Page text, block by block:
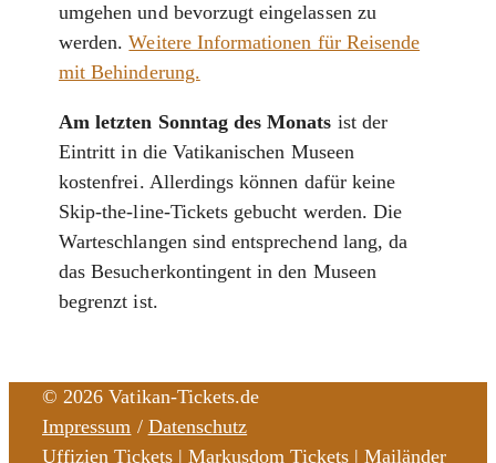
umgehen und bevorzugt eingelassen zu
werden.Weitere Informationen für Reisende
mit Behinderung.
Am letzten Sonntag des Monats ist der
Eintritt in die Vatikanischen Museen
kostenfrei. Allerdings können dafür keine
Skip-the-line-Tickets gebucht werden. Die
Warteschlangen sind entsprechend lang, da
das Besucherkontingent in den Museen
begrenzt ist.
© 2026 Vatikan-Tickets.de
Impressum / Datenschutz
Uffizien Tickets| Markusdom Tickets| Mailänder